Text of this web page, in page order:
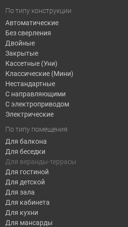
По типу конструкции
Автоматические
Без сверления
Двойные
Закрытые
Кассетные (Уни)
Классические (Мини)
Нестандартные
С направляющими
С электроприводом
Электрические
По типу помещения
Для балкона
Для беседки
Для веранды-террасы
Для гостиной
Для детской
Для зала
Для кабинета
Для кухни
Для мансарды